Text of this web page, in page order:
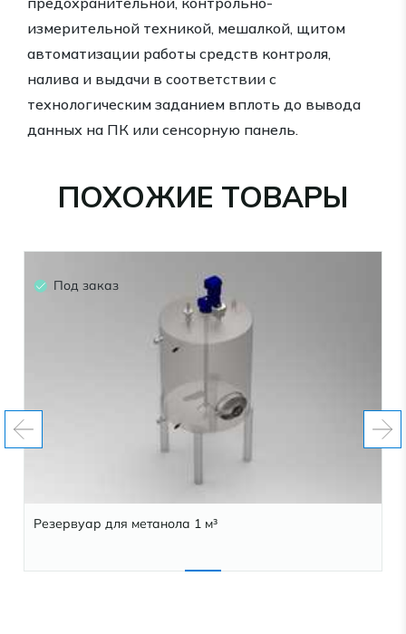
измерительной техникой, мешалкой, щитом
автоматизации работы средств контроля,
налива и выдачи в соответствии с
технологическим заданием вплоть до вывода
данных на ПК или сенсорную панель.
ПОХОЖИЕ ТОВАРЫ
Под заказ
Резервуар для метанола 1 м³